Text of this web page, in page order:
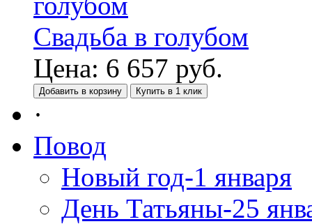
Свадьба в голубом
Цена: 6 657 руб.
Добавить в корзину Купить в 1 клик
·
Повод
Новый год-1 января
День Татьяны-25